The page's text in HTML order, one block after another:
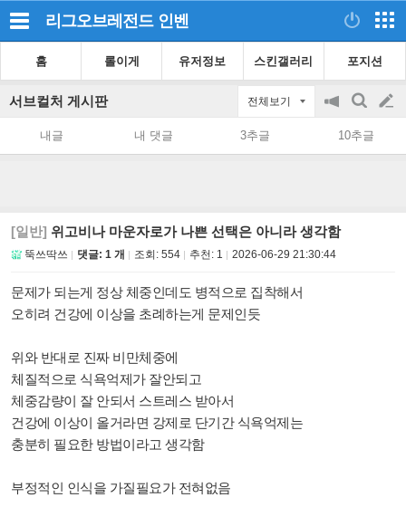
리그오브레전드 인벤
홈 롤이게 유저정보 스킨갤러리 포지션
서브컬처 게시판 전체보기
공
지
on/off
검
색
글
쓰
내글 내 댓글 3추글 10추글
[일반] 위고비나 마운자로가 나쁜 선택은 아니라 생각함
뚝쓰딱쓰 댓글: 1 개 조회: 554 추천: 1 2026-06-29 21:30:44
문제가 되는게 정상 체중인데도 병적으로 집착해서
오히려 건강에 이상을 초례하는게 문제인듯
위와 반대로 진짜 비만체중에
체질적으로 식욕억제가 잘안되고
체중감량이 잘 안되서 스트레스 받아서
건강에 이상이 올거라면 강제로 단기간 식욕억제는
충분히 필요한 방법이라고 생각함
부정적인 인식을 가질필요가 전혀없음